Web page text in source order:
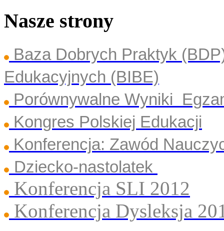
Nasze strony
Baza Dobrych Praktyk
Edukacyjnych (BIBE)
Porównywalne Wyniki
Kongres Polskiej Edukacji
Konferencja: Zawód
Dziecko-nastolatek
Konferencja SLI 2012
Konferencja Dysleksja